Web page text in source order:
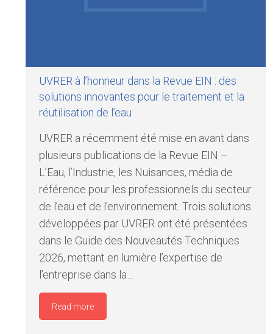
UVRER à l’honneur dans la Revue EIN : des
solutions innovantes pour le traitement et la
réutilisation de l’eau
UVRER a récemment été mise en avant dans
plusieurs publications de la Revue EIN –
L’Eau, l’Industrie, les Nuisances, média de
référence pour les professionnels du secteur
de l’eau et de l’environnement. Trois solutions
développées par UVRER ont été présentées
dans le Guide des Nouveautés Techniques
2026, mettant en lumière l’expertise de
l’entreprise dans la…
Read more